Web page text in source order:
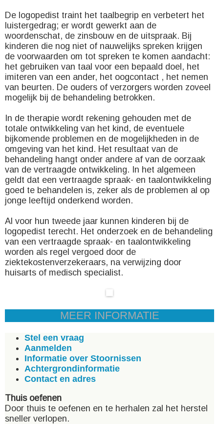
De logopedist traint het taalbegrip en verbetert het
luistergedrag; er wordt gewerkt aan de
woordenschat, de zinsbouw en de uitspraak. Bij
kinderen die nog niet of nauwelijks spreken krijgen
de voorwaarden om tot spreken te komen aandacht:
het gebruiken van taal voor een bepaald doel, het
imiteren van een ander, het oogcontact , het nemen
van beurten. De ouders of verzorgers worden zoveel
mogelijk bij de behandeling betrokken.
In de therapie wordt rekening gehouden met de
totale ontwikkeling van het kind, de eventuele
bijkomende problemen en de mogelijkheden in de
omgeving van het kind. Het resultaat van de
behandeling hangt onder andere af van de oorzaak
van de vertraagde ontwikkeling. In het algemeen
geldt dat een vertraagde spraak- en taalontwikkeling
goed te behandelen is, zeker als de problemen al op
jonge leeftijd onderkend worden.
Al voor hun tweede jaar kunnen kinderen bij de
logopedist terecht. Het onderzoek en de behandeling
van een vertraagde spraak- en taalontwikkeling
worden als regel vergoed door de
ziektekostenverzekeraars, na verwijzing door
huisarts of medisch specialist.
MEER INFORMATIE
Stel een vraag
Aanmelden
Informatie over Stoornissen
Achtergrondinformatie
Contact en adres
Thuis oefenen
Door thuis te oefenen en te herhalen zal het herstel
sneller verlopen.